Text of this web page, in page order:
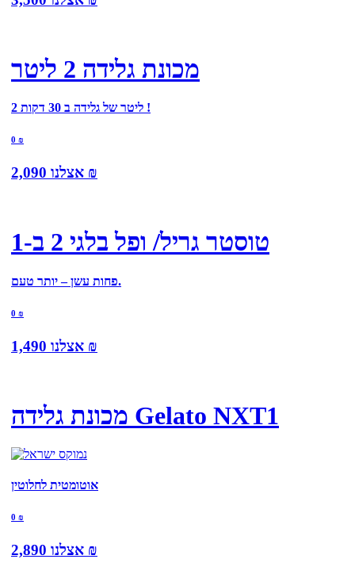
מכונת גלידה 2 ליטר
2 ליטר של גלידה ב 30 דקות !
0 ₪
אצלנו 2,090 ₪
טוסטר גריל/ ופל בלגי 2 ב-1
פחות עשן – יותר טעם.
0 ₪
אצלנו 1,490 ₪
מכונת גלידה Gelato NXT1
אוטומטית לחלוטין
0 ₪
אצלנו 2,890 ₪